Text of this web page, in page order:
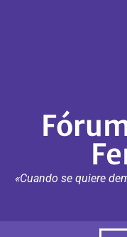
«Cuando se quiere